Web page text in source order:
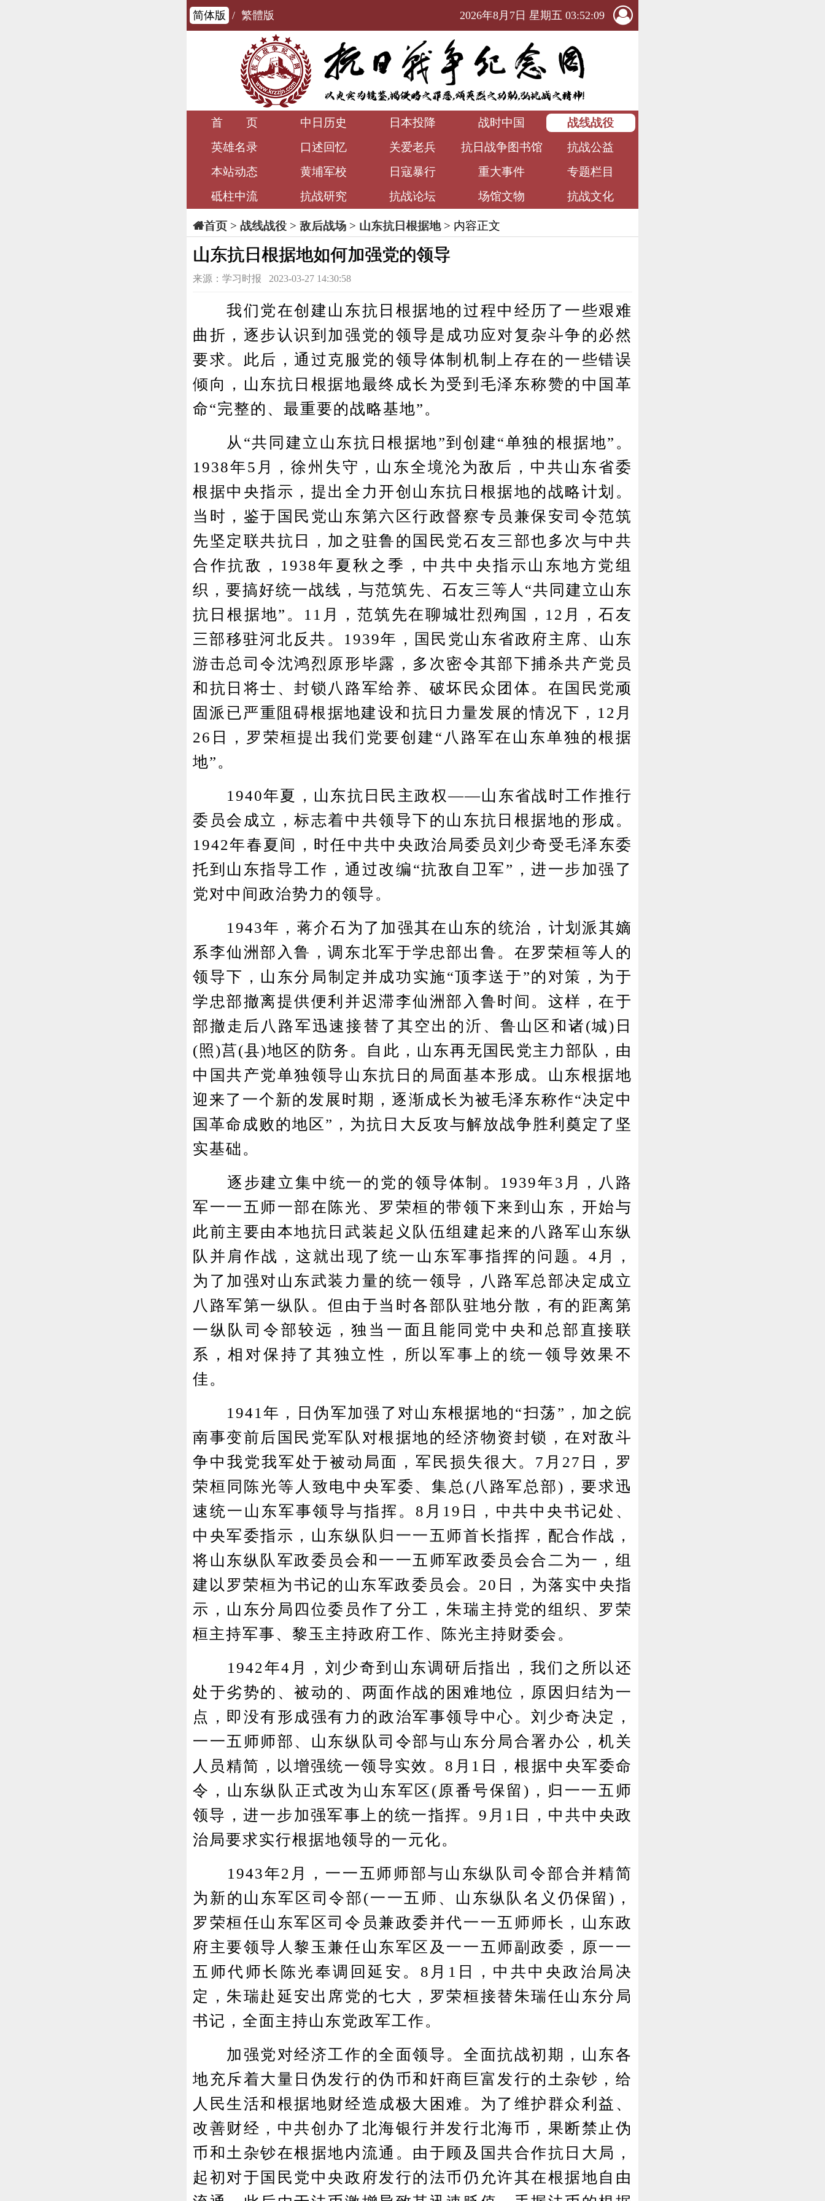
简体版 / 繁體版 2026年8月7日 星期五 03:52:10
首 页 中日历史 日本投降 战时中国
战线战役
英雄名录
口述回忆 关爱老兵 抗日战争图书馆
抗战公益
本站动态
黄埔军校 日寇暴行 重大事件
专题栏目
砥柱中流
抗战研究 抗战论坛 场馆文物 抗战文化
首页> 战线战役 > 敌后战场 > 山东抗日根据地> 内容正文
山东抗日根据地如何加强党的领导
来源：学习时报 2023-03-27 14:30:58
我们党在创建山东抗日根据地的过程中经历了一些艰难
曲折，逐步认识到加强党的领导是成功应对复杂斗争的必然
要求。此后，通过克服党的领导体制机制上存在的一些错误
倾向，山东抗日根据地最终成长为受到毛泽东称赞的中国革
命“完整的、最重要的战略基地”。
从“共同建立山东抗日根据地”到创建“单独的根据地”。
1938年5月，徐州失守，山东全境沦为敌后，中共山东省委
根据中央指示，提出全力开创山东抗日根据地的战略计划。
当时，鉴于国民党山东第六区行政督察专员兼保安司令范筑
先坚定联共抗日，加之驻鲁的国民党石友三部也多次与中共
合作抗敌，1938年夏秋之季，中共中央指示山东地方党组
织，要搞好统一战线，与范筑先、石友三等人“共同建立山东
抗日根据地”。11月，范筑先在聊城壮烈殉国，12月，石友
三部移驻河北反共。1939年，国民党山东省政府主席、山东
游击总司令沈鸿烈原形毕露，多次密令其部下捕杀共产党员
和抗日将士、封锁八路军给养、破坏民众团体。在国民党顽
固派已严重阻碍根据地建设和抗日力量发展的情况下，12月
26日，罗荣桓提出我们党要创建“八路军在山东单独的根据
地”。
1940年夏，山东抗日民主政权——山东省战时工作推行
委员会成立，标志着中共领导下的山东抗日根据地的形成。
1942年春夏间，时任中共中央政治局委员刘少奇受毛泽东委
托到山东指导工作，通过改编“抗敌自卫军”，进一步加强了
党对中间政治势力的领导。
1943年，蒋介石为了加强其在山东的统治，计划派其嫡
系李仙洲部入鲁，调东北军于学忠部出鲁。在罗荣桓等人的
领导下，山东分局制定并成功实施“顶李送于”的对策，为于
学忠部撤离提供便利并迟滞李仙洲部入鲁时间。这样，在于
部撤走后八路军迅速接替了其空出的沂、鲁山区和诸(城)日
(照)莒(县)地区的防务。自此，山东再无国民党主力部队，由
中国共产党单独领导山东抗日的局面基本形成。山东根据地
迎来了一个新的发展时期，逐渐成长为被毛泽东称作“决定中
国革命成败的地区”，为抗日大反攻与解放战争胜利奠定了坚
实基础。
逐步建立集中统一的党的领导体制。1939年3月，八路
军一一五师一部在陈光、罗荣桓的带领下来到山东，开始与
此前主要由本地抗日武装起义队伍组建起来的八路军山东纵
队并肩作战，这就出现了统一山东军事指挥的问题。4月，
为了加强对山东武装力量的统一领导，八路军总部决定成立
八路军第一纵队。但由于当时各部队驻地分散，有的距离第
一纵队司令部较远，独当一面且能同党中央和总部直接联
系，相对保持了其独立性，所以军事上的统一领导效果不
佳。
1941年，日伪军加强了对山东根据地的“扫荡”，加之皖
南事变前后国民党军队对根据地的经济物资封锁，在对敌斗
争中我党我军处于被动局面，军民损失很大。7月27日，罗
荣桓同陈光等人致电中央军委、集总(八路军总部)，要求迅
速统一山东军事领导与指挥。8月19日，中共中央书记处、
中央军委指示，山东纵队归一一五师首长指挥，配合作战，
将山东纵队军政委员会和一一五师军政委员会合二为一，组
建以罗荣桓为书记的山东军政委员会。20日，为落实中央指
示，山东分局四位委员作了分工，朱瑞主持党的组织、罗荣
桓主持军事、黎玉主持政府工作、陈光主持财委会。
1942年4月，刘少奇到山东调研后指出，我们之所以还
处于劣势的、被动的、两面作战的困难地位，原因归结为一
点，即没有形成强有力的政治军事领导中心。刘少奇决定，
一一五师师部、山东纵队司令部与山东分局合署办公，机关
人员精简，以增强统一领导实效。8月1日，根据中央军委命
令，山东纵队正式改为山东军区(原番号保留)，归一一五师
领导，进一步加强军事上的统一指挥。9月1日，中共中央政
治局要求实行根据地领导的一元化。
1943年2月，一一五师师部与山东纵队司令部合并精简
为新的山东军区司令部(一一五师、山东纵队名义仍保留)，
罗荣桓任山东军区司令员兼政委并代一一五师师长，山东政
府主要领导人黎玉兼任山东军区及一一五师副政委，原一一
五师代师长陈光奉调回延安。8月1日，中共中央政治局决
定，朱瑞赴延安出席党的七大，罗荣桓接替朱瑞任山东分局
书记，全面主持山东党政军工作。
加强党对经济工作的全面领导。全面抗战初期，山东各
地充斥着大量日伪发行的伪币和奸商巨富发行的土杂钞，给
人民生活和根据地财经造成极大困难。为了维护群众利益、
改善财经，中共创办了北海银行并发行北海币，果断禁止伪
币和土杂钞在根据地内流通。由于顾及国共合作抗日大局，
起初对于国民党中央政府发行的法币仍允许其在根据地自由